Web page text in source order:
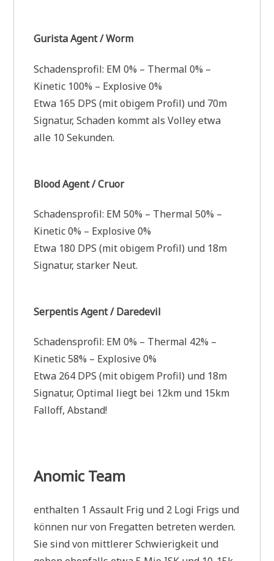
Gurista Agent / Worm
Schadensprofil: EM 0% – Thermal 0% –
Kinetic 100% – Explosive 0%
Etwa 165 DPS (mit obigem Profil) und 70m
Signatur, Schaden kommt als Volley etwa
alle 10 Sekunden.
Blood Agent / Cruor
Schadensprofil: EM 50% – Thermal 50% –
Kinetic 0% – Explosive 0%
Etwa 180 DPS (mit obigem Profil) und 18m
Signatur, starker Neut.
Serpentis Agent / Daredevil
Schadensprofil: EM 0% – Thermal 42% –
Kinetic 58% – Explosive 0%
Etwa 264 DPS (mit obigem Profil) und 18m
Signatur, Optimal liegt bei 12km und 15km
Falloff, Abstand!
Anomic Team
enthalten 1 Assault Frig und 2 Logi Frigs und
können nur von Fregatten betreten werden.
Sie sind von mittlerer Schwierigkeit und